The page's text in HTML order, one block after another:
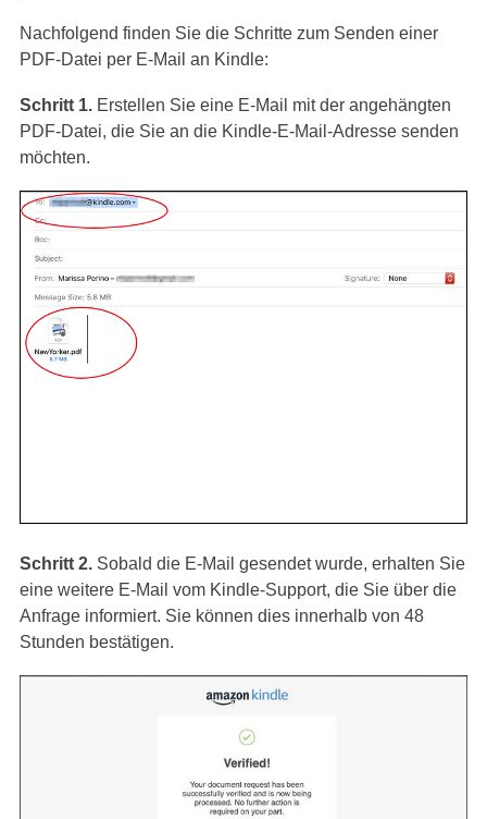
Nachfolgend finden Sie die Schritte zum Senden einer
PDF-Datei per E-Mail an Kindle:
Schritt 1.Erstellen Sie eine E-Mail mit der angehängten
PDF-Datei, die Sie an die Kindle-E-Mail-Adresse senden
möchten.
Schritt 2.Sobald die E-Mail gesendet wurde, erhalten Sie
eine weitere E-Mail vom Kindle-Support, die Sie über die
Anfrage informiert. Sie können dies innerhalb von 48
Stunden bestätigen.